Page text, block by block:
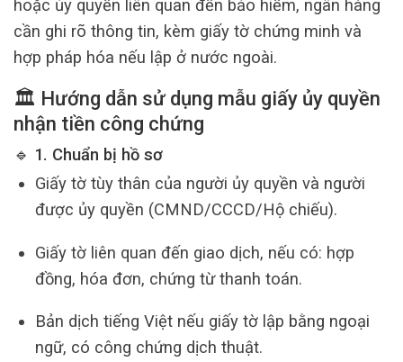
hoặc ủy quyền liên quan đến bảo hiểm, ngân hàng
cần ghi rõ thông tin, kèm giấy tờ chứng minh và
hợp pháp hóa nếu lập ở nước ngoài.
🏛️ Hướng dẫn sử dụng mẫu giấy ủy quyền
nhận tiền công chứng
🔹 1. Chuẩn bị hồ sơ
Giấy tờ tùy thân của người ủy quyền và người
được ủy quyền (CMND/CCCD/Hộ chiếu).
Giấy tờ liên quan đến giao dịch, nếu có: hợp
đồng, hóa đơn, chứng từ thanh toán.
Bản dịch tiếng Việt nếu giấy tờ lập bằng ngoại
ngữ, có công chứng dịch thuật.